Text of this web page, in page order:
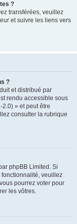
?
transférées, veuillez
et suivre les liens vers
?
et distribué par
rendu accessible sous
» et peut être
consulter la rubrique
phpBB Limited. Si
fonctionnalité, veuillez
pourrez voter pour
les vôtres.